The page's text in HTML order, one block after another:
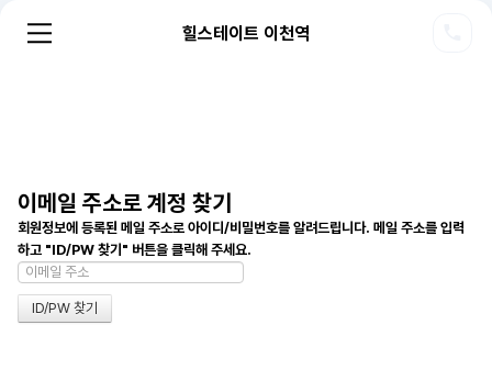
힐스테이트 이천역
이메일 주소로 계정 찾기
회원정보에 등록된 메일 주소로 아이디/비밀번호를 알려드립니다. 메일 주소를 입력
하고 "ID/PW 찾기" 버튼을 클릭해 주세요.